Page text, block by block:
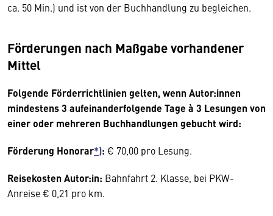
ca. 50 Min.) und ist von der Buchhandlung zu begleichen.
Förderungen nach Maßgabe vorhandener
Mittel
Folgende Förderrichtlinien gelten, wenn Autor:innen
mindestens 3 aufeinanderfolgende Tage à 3 Lesungen von
einer oder mehreren Buchhandlungen gebucht wird:
Förderung Honorar*): € 70,00 pro Lesung.
Reisekosten Autor:in: Bahnfahrt 2. Klasse, bei PKW-
Anreise € 0,21 pro km.